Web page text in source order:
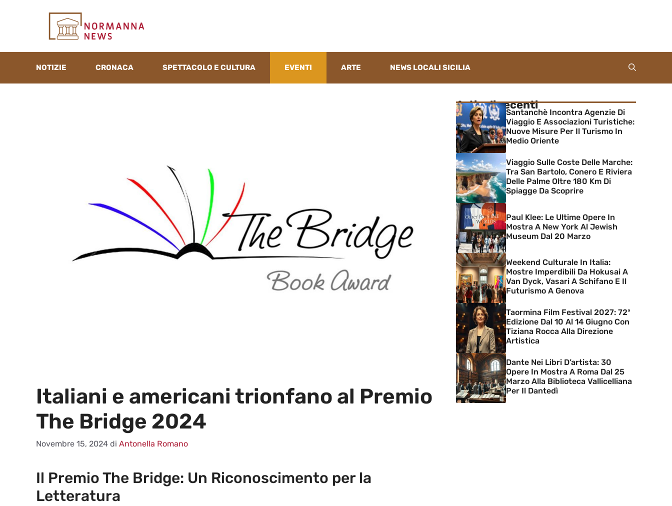
NOTIZIE CRONACA SPETTACOLO E CULTURA EVENTI ARTE NEWS LOCALI SICILIA
Italiani e americani trionfano al Premio
The Bridge 2024
Novembre 15, 2024 di Antonella Romano
Il Premio The Bridge: Un Riconoscimento per la
Letteratura
Articoli recenti
Santanchè Incontra Agenzie Di
Viaggio E Associazioni Turistiche:
Nuove Misure Per Il Turismo In
Medio Oriente
Viaggio Sulle Coste Delle Marche:
Tra San Bartolo, Conero E Riviera
Delle Palme Oltre 180 Km Di
Spiagge Da Scoprire
Paul Klee: Le Ultime Opere In
Mostra A New York Al Jewish
Museum Dal 20 Marzo
Weekend Culturale In Italia:
Mostre Imperdibili Da Hokusai A
Van Dyck, Vasari A Schifano E Il
Futurismo A Genova
Taormina Film Festival 2027: 72ª
Edizione Dal 10 Al 14 Giugno Con
Tiziana Rocca Alla Direzione
Artistica
Dante Nei Libri D’artista: 30
Opere In Mostra A Roma Dal 25
Marzo Alla Biblioteca Vallicelliana
Per Il Dantedì